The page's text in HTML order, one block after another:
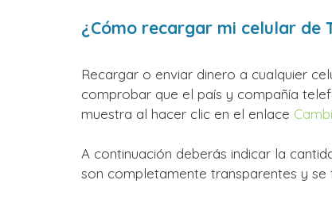
¿Cómo recargar mi celular de
Recargar o enviar dinero a cualquier
comprobar que el país y compañía
muestra al hacer clic en el enlace
A continuación deberás indicar la
son completamente transparentes y